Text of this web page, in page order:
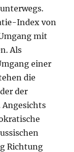
Index von
mit
Als
einer
die
der
Angesichts
Richtung